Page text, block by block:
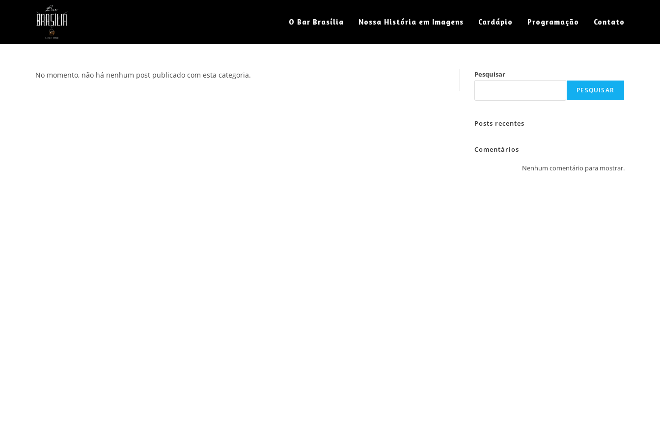
conteúdo
O Bar Brasília Nossa História em Imagens Cardápio Programação Contato
No momento, não há nenhum post publicado com esta categoria. Pesquisar
PESQUISAR
Posts recentes
Comentários
Nenhum comentário para mostrar.